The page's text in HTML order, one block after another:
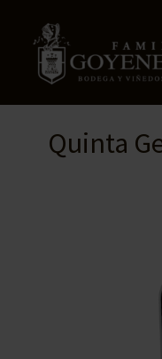
contenido
Quinta